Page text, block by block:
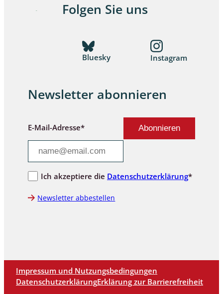
Folgen Sie uns
Bluesky Instagram
Newsletter abonnieren
E-Mail-Adresse*
Ich akzeptiere die Datenschutzerklärung*
Newsletter abbestellen
Impressum und Nutzungsbedingungen
DatenschutzerklärungErklärung zur Barrierefreiheit